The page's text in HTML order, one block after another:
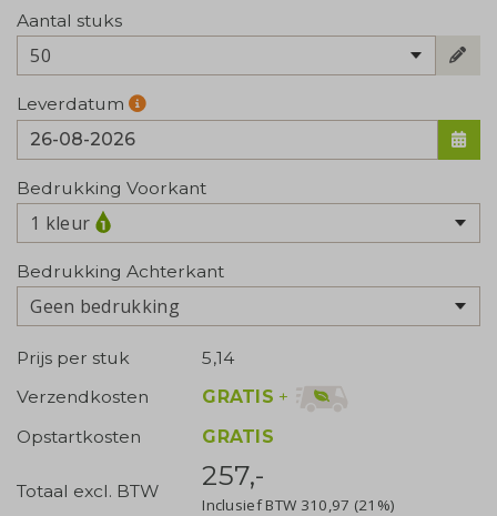
Aantal stuks
50
Leverdatum
Bedrukking Voorkant
1 kleur
Bedrukking Achterkant
Geen bedrukking
Prijs per stuk
5,14
Verzendkosten
GRATIS +
Opstartkosten
GRATIS
Totaal excl. BTW 257,-
Inclusief BTW 310,97 (21%)